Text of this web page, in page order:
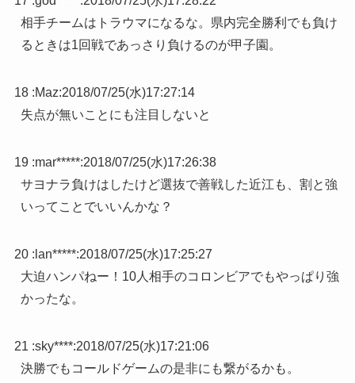
相手チームはトラウマになるな。県内完全勝利でも負け
るときは1回戦であっさり負けるのが甲子園。
18 :Maz:2018/07/25(水)17:27:14
失点が無いことにも注目しないと
19 :mar*****:2018/07/25(水)17:26:38
サヨナラ負けはしたけど選抜で善戦した近江も、割と強
いってことでいいんかな？
20 : lan*****:2018/07/25(水)17:25:27
大迫ハンパねー！10人相手のコロンビアでもやっぱり強
かったな。
21 :sky****:2018/07/25(水)17:21:06
決勝でもコールドゲームの是非にも繋がるかも。